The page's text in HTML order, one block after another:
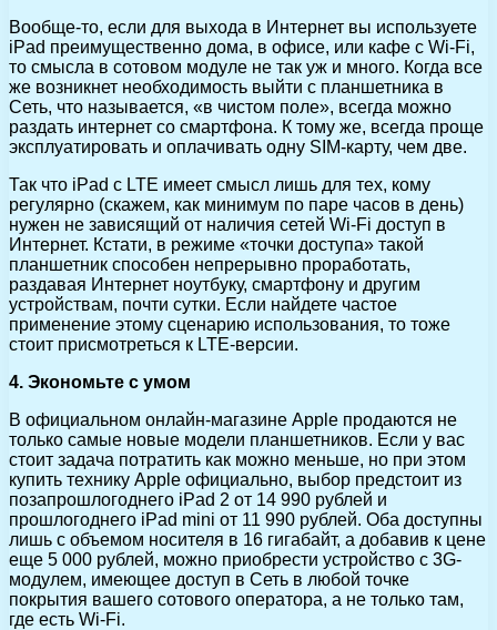
Вообще-то, если для выхода в Интернет вы используете
iPad преимущественно дома, в офисе, или кафе с Wi-Fi,
то смысла в сотовом модуле не так уж и много. Когда все
же возникнет необходимость выйти с планшетника в
Сеть, что называется, «в чистом поле», всегда можно
раздать интернет со смартфона. К тому же, всегда проще
эксплуатировать и оплачивать одну SIM-карту, чем две.
Так что iPad с LTE имеет смысл лишь для тех, кому
регулярно (скажем, как минимум по паре часов в день)
нужен не зависящий от наличия сетей Wi-Fi доступ в
Интернет. Кстати, в режиме «точки доступа» такой
планшетник способен непрерывно проработать,
раздавая Интернет ноутбуку, смартфону и другим
устройствам, почти сутки. Если найдете частое
применение этому сценарию использования, то тоже
стоит присмотреться к LTE-версии.
4. Экономьте с умом
В официальном онлайн-магазине Apple продаются не
только самые новые модели планшетников. Если у вас
стоит задача потратить как можно меньше, но при этом
купить технику Apple официально, выбор предстоит из
позапрошлогоднего iPad 2 от 14 990 рублей и
прошлогоднего iPad mini от 11 990 рублей. Оба доступны
лишь с объемом носителя в 16 гигабайт, а добавив к цене
еще 5 000 рублей, можно приобрести устройство с 3G-
модулем, имеющее доступ в Сеть в любой точке
покрытия вашего сотового оператора, а не только там,
где есть Wi-Fi.